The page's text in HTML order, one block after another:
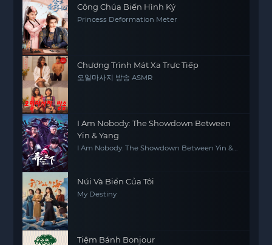
Công Chúa Biến Hình Ký
Princess Deformation Meter
Chương Trình Mát Xa Trực Tiếp
오일마사지 방송 ASMR
I Am Nobody: The Showdown Between
Yin & Yang
I Am Nobody: The Showdown Between Yin &
Núi Và Biển Của Tôi
My Destiny
Tiệm Bánh Bonjour